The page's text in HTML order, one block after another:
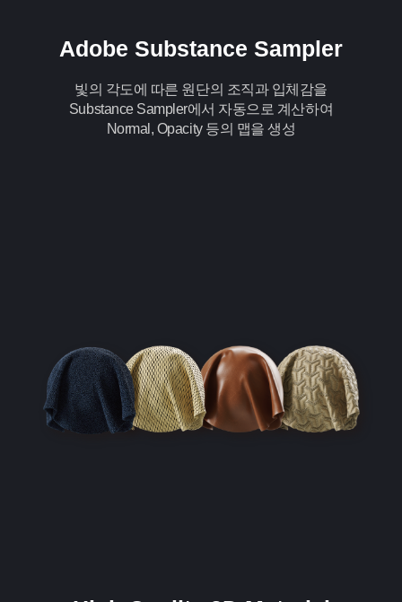
Adobe Substance Sampler
빛의 각도에 따른 원단의 조직과 입체감을
Substance Sampler에서 자동으로 계산하여
Normal, Opacity 등의 맵을 생성